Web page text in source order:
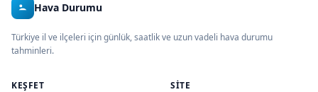
Hava Durumu
Türkiye il ve ilçeleri için günlük, saatlik ve uzun vadeli hava durumu
tahminleri.
KEŞFET SITE